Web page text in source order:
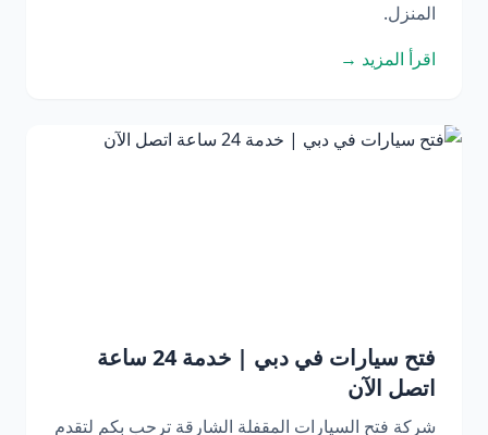
المنزل.
اقرأ المزيد →
فتح سيارات في دبي | خدمة 24 ساعة
اتصل الآن
شركة فتح السيارات المقفلة الشارقة ترحب بكم لتقدم